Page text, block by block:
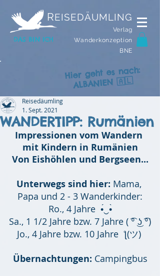
REISEDÄUMLING
Verlag
Wanderkonzeption
BNE
DAS BIN ICH
Hier geht es nach:
ALBANIEN 🇦🇱
WANDERTIPP: Rumänien
Reisedäumling
1. Sept. 2021
Impressionen vom Wandern
mit Kindern in Rumänien
Von Eishöhlen und Bergseen...
Unterwegs sind hier: Mama,
Papa und 2 - 3 Wanderkinder:
Ro., 4 Jahre  •́‿•̀
Sa., 1 1/2 Jahre bzw. 7 Jahre ( ͡° ͜ʖ ͡°)
Jo., 4 Jahre bzw. 10 Jahre  ƪ(ツ)
Übernachtungen: Campingbus